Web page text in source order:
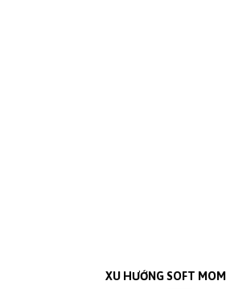
XU HƯỚNG SOFT